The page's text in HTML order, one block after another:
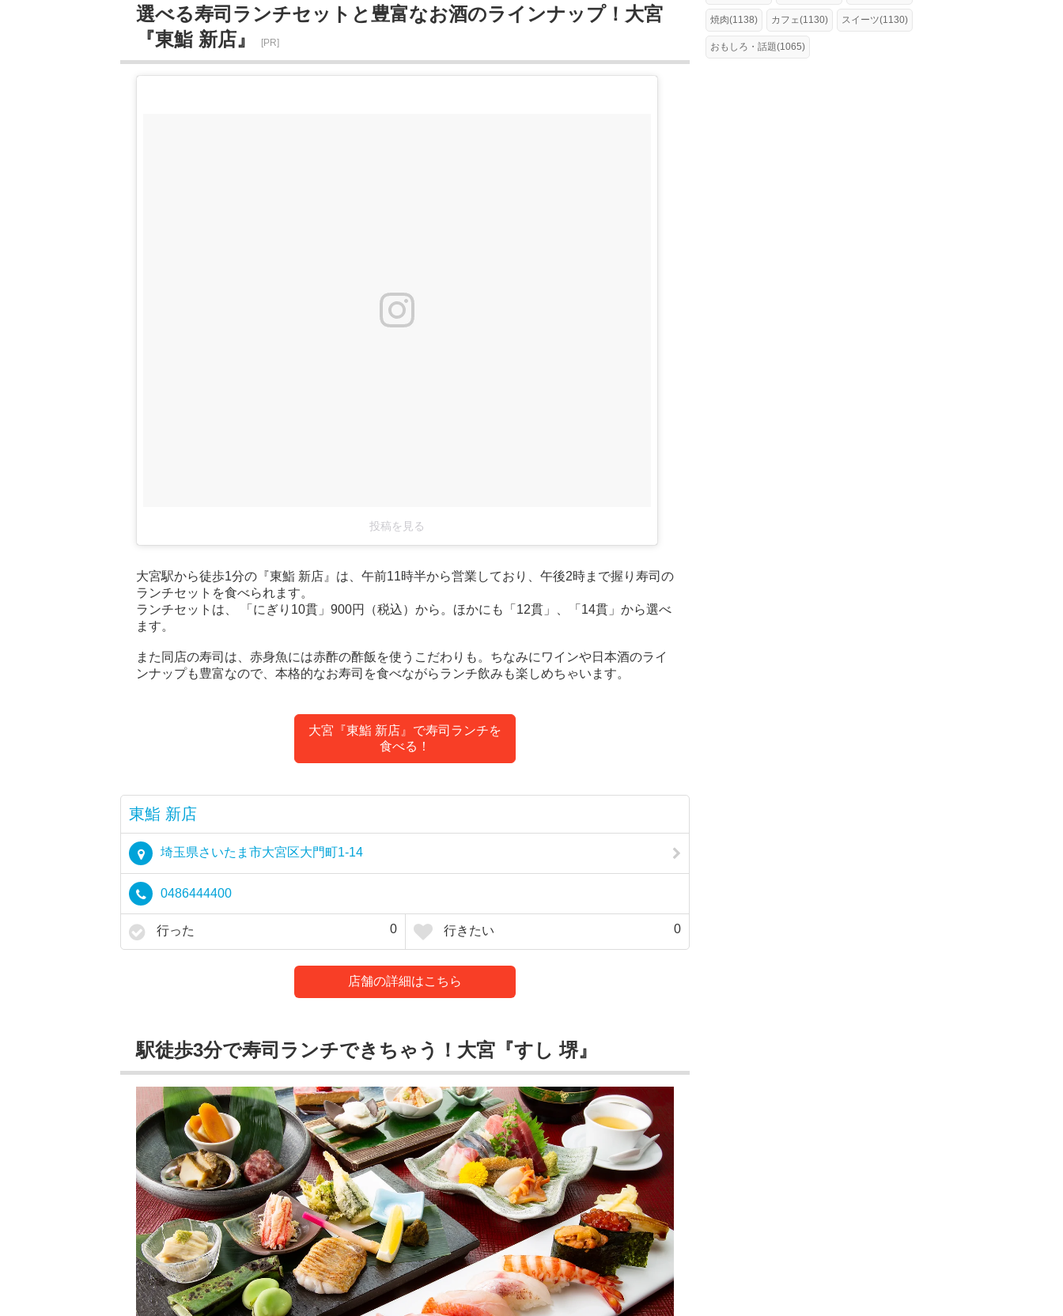
選べる寿司ランチセットと豊富なお酒のラインナップ！大宮
『東鮨 新店』
[PR]
投稿を見る
大宮駅から徒歩1分の『東鮨 新店』は、午前11時半から営業しており、午後2時まで握り寿司の
ランチセットを食べられます。
ランチセットは、 「にぎり10貫」900円（税込）から。ほかにも「12貫」、「14貫」から選べ
ます。
また同店の寿司は、赤身魚には赤酢の酢飯を使うこだわりも。ちなみにワインや日本酒のライ
ンナップも豊富なので、本格的なお寿司を食べながらランチ飲みも楽しめちゃいます。
大宮『東鮨 新店』で寿司ランチを
食べる！
東鮨 新店
埼玉県さいたま市大宮区大門町1-14
0486444400
行った 0 行きたい 0
店舗の詳細はこちら
駅徒歩3分で寿司ランチできちゃう！大宮『すし 堺』
焼肉(1138) カフェ(1130) スイーツ(1130)
おもしろ・話題(1065)